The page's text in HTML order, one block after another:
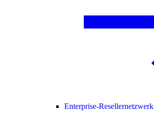
Enterprise-Resellernetzwerk